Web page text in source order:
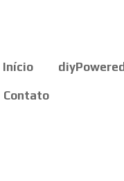
Início diyPowered
Contato